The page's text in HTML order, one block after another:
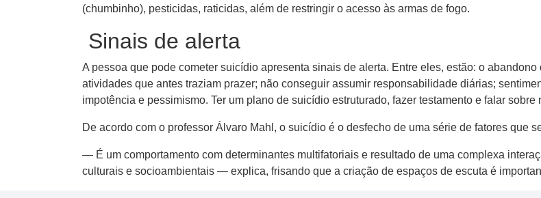
(chumbinho), pesticidas, raticidas, além de restringir o acesso às armas de fogo.
Sinais de alerta
A pessoa que pode cometer suicídio apresenta sinais de alerta. Entre eles, estão: o
atividades que antes traziam prazer; não conseguir assumir responsabilidade diárias;
impotência e pessimismo. Ter um plano de suicídio estruturado, fazer testamento e falar
De acordo com o professor Álvaro Mahl, o suicídio é o desfecho de uma série de fatores que
— É um comportamento com determinantes multifatoriais e resultado de uma complexa
culturais e socioambientais — explica, frisando que a criação de espaços de escuta é